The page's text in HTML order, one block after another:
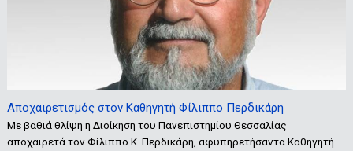
Αποχαιρετισμός στον Καθηγητή Φίλιππο Περδικάρη
Με βαθιά θλίψη η Διοίκηση του Πανεπιστημίου Θεσσαλίας
αποχαιρετά τον Φίλιππο Κ. Περδικάρη, αφυπηρετήσαντα Καθηγητή